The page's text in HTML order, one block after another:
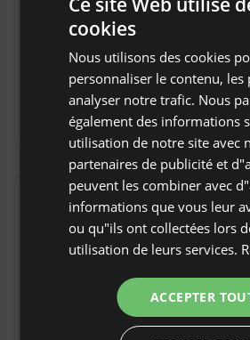
Règles de la propriété
Heure de départ : jusqu'à 11:00
Annulation gratuite : jusqu'à 7
d'arrivée
Emplacement
Neu Karin, Province Mecklenburg-
Allemagne
cookies
Nous utilisons des cookies
personnaliser le contenu, les
analyser notre trafic. Nous
également des informations
utilisation de notre site avec
partenaires de publicité et
peuvent les combiner avec
informations que vous leur
ou qu"ils ont collectées lors
utilisation de leurs services.
ACCEPTER